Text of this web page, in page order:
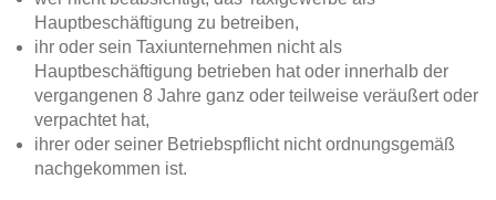
Hauptbeschäftigung zu betreiben,
ihr oder sein Taxiunternehmen nicht als
Hauptbeschäftigung betrieben hat oder innerhalb der
vergangenen 8 Jahre ganz oder teilweise veräußert oder
verpachtet hat,
ihrer oder seiner Betriebspflicht nicht ordnungsgemäß
nachgekommen ist.